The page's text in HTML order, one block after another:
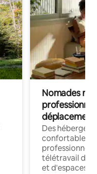
Nomades
déplacement
Des
confortables
professionnels
télétravail
et d'espaces